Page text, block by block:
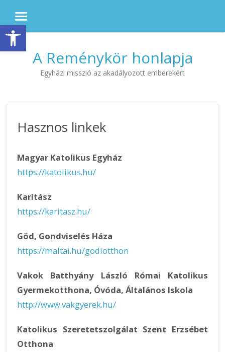
Eszköztár megnyitása
MENU
Skip to content
A Reménykör honlapja
Egyházi misszió az akadályozott emberekért
Hasznos linkek
Magyar Katolikus Egyház
https://katolikus.hu/
Karitász
https://karitasz.hu/
Göd, Gondviselés Háza
https://maltai.hu/godiotthon
Vakok Batthyány László Római Katolikus
Gyermekotthona, Óvóda, Általános Iskola
http://www.vakgyerek.hu/
Katolikus Szeretetszolgálat Szent Erzsébet
Otthona